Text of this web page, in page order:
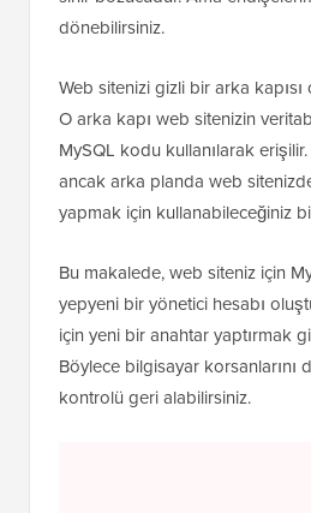
dönebilirsiniz.
Web sitenizi gizli bir arka
O arka kapı web sitenizin
MySQL kodu kullanılarak
ancak arka planda web
yapmak için kullanabileceğiniz
Bu makalede, web siteniz için
yepyeni bir yönetici hesabı
için yeni bir anahtar yaptırmak
Böylece bilgisayar korsanlarını
kontrolü geri alabilirsiniz.